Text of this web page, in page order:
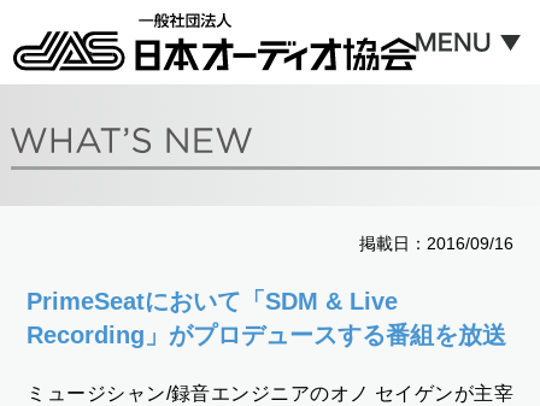
掲載日：2016/09/16
PrimeSeatにおいて「SDM & Live
Recording」がプロデュースする番組を放送
ミュージシャン/録音エンジニアのオノ セイゲンが主宰